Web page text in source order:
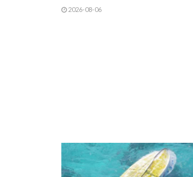
2026-08-06